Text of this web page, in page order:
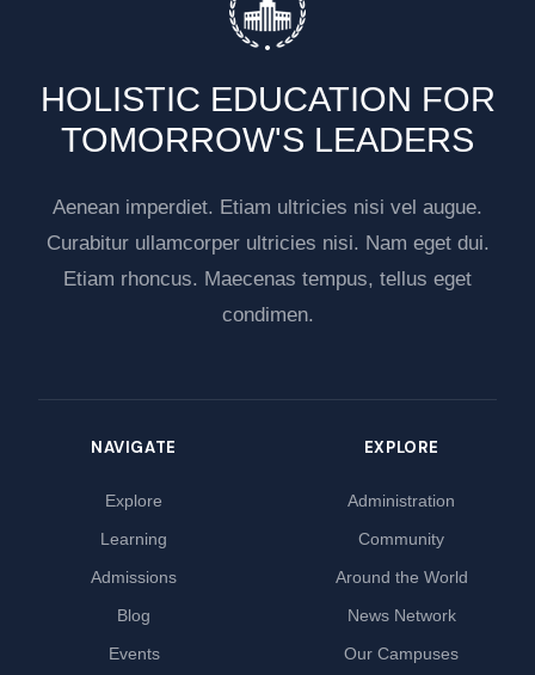
HOLISTIC EDUCATION FOR
TOMORROW'S LEADERS
Aenean imperdiet. Etiam ultricies nisi vel augue.
Curabitur ullamcorper ultricies nisi. Nam eget dui.
Etiam rhoncus. Maecenas tempus, tellus eget
condimen.
NAVIGATE
Explore
Learning
Admissions
Blog
Events
EXPLORE
Administration
Community
Around the World
News Network
Our Campuses